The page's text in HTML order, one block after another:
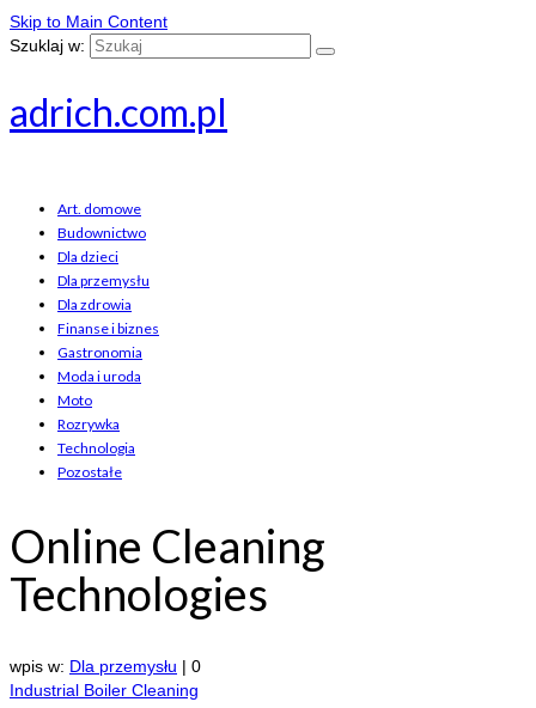
Skip to Main Content
Szuklaj w:
adrich.com.pl
Art. domowe
Budownictwo
Dla dzieci
Dla przemysłu
Dla zdrowia
Finanse i biznes
Gastronomia
Moda i uroda
Moto
Rozrywka
Technologia
Pozostałe
Online Cleaning
Technologies
wpis w: Dla przemysłu | 0
Industrial Boiler Cleaning